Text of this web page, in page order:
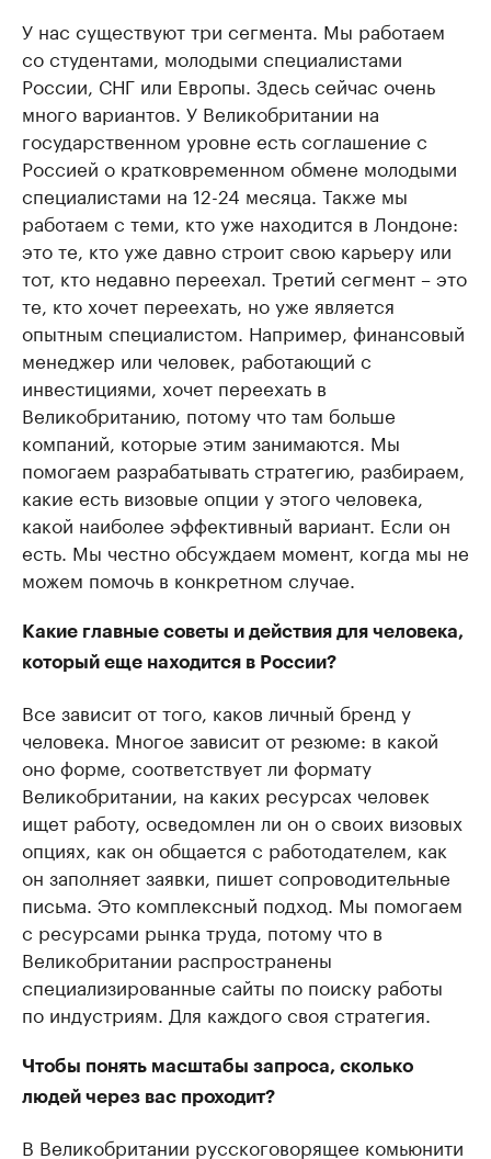
У нас существуют три сегмента. Мы работаем
со студентами, молодыми специалистами
России, СНГ или Европы. Здесь сейчас очень
много вариантов. У Великобритании на
государственном уровне есть соглашение с
Россией о кратковременном обмене молодыми
специалистами на 12-24 месяца. Также мы
работаем с теми, кто уже находится в Лондоне:
это те, кто уже давно строит свою карьеру или
тот, кто недавно переехал. Третий сегмент – это
те, кто хочет переехать, но уже является
опытным специалистом. Например, финансовый
менеджер или человек, работающий с
инвестициями, хочет переехать в
Великобританию, потому что там больше
компаний, которые этим занимаются. Мы
помогаем разрабатывать стратегию, разбираем,
какие есть визовые опции у этого человека,
какой наиболее эффективный вариант. Если он
есть. Мы честно обсуждаем момент, когда мы не
можем помочь в конкретном случае.
Какие главные советы и действия для человека,
который еще находится в России?
Все зависит от того, каков личный бренд у
человека. Многое зависит от резюме: в какой
оно форме, соответствует ли формату
Великобритании, на каких ресурсах человек
ищет работу, осведомлен ли он о своих визовых
опциях, как он общается с работодателем, как
он заполняет заявки, пишет сопроводительные
письма. Это комплексный подход. Мы помогаем
с ресурсами рынка труда, потому что в
Великобритании распространены
специализированные сайты по поиску работы
по индустриям. Для каждого своя стратегия.
Чтобы понять масштабы запроса, сколько
людей через вас проходит?
В Великобритании русскоговорящее комьюнити